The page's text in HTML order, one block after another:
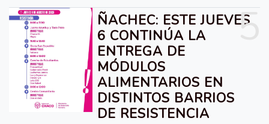
5
ÑACHEC: ESTE JUEVES
6 CONTINÚA LA
ENTREGA DE
MÓDULOS
ALIMENTARIOS EN
DISTINTOS BARRIOS
DE RESISTENCIA